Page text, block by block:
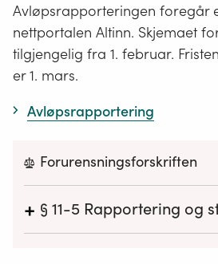
Avløpsrapporteringen foregår
nettportalen Altinn. Skjemaet
tilgjengelig fra 1. februar.
er 1. mars.
Avløpsrapportering
Forurensningsforskriften
+ § 11-5 Rapportering og